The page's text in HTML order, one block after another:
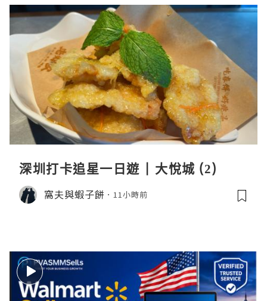
深圳打卡追星一日遊 | 大悅城 (2)
窩夫與蝦子餅 11小時前